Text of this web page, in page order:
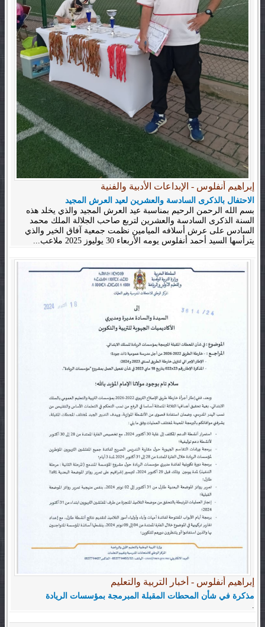
إبراهيم أنفلوس - الإبداعات الأدبية والفنية
الاحتفال بالذكرى السادسة والعشرين لعيد العرش المجيد
بسم الله الرحمن الرحيم بمناسبة عيد العرش المجيد والذي يخلد هذه
السنة الذكرى السادسة والعشرين لتربع صاحب الجلالة الملك محمد
السادس على عرش أسلافه الميامين نظمت جمعية آفاق الخير والذي
يترأسها السيد أحمد أنفلوس يومه الأربعاء 30 يوليوز 2025 ملاعب...
إبراهيم أنفلوس - أخبار التربية والتعليم
مذكرة في شأن المحطات المقبلة المبرمجة بمؤسسات الريادة
.